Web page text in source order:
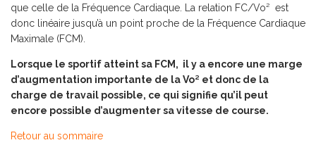
que celle de la Fréquence Cardiaque. La relation FC/Vo² est
donc linéaire jusqu’à un point proche de la Fréquence Cardiaque
Maximale (FCM).
Lorsque le sportif atteint sa FCM, il y a encore une marge
d’augmentation importante de la Vo² et donc de la
charge de travail possible, ce qui signifie qu’il peut
encore possible d’augmenter sa vitesse de course.
Retour au sommaire